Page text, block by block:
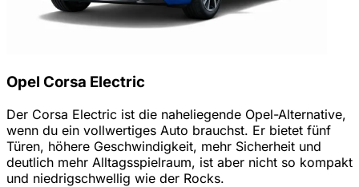
Opel Corsa Electric
Der Corsa Electric ist die naheliegende Opel-Alternative,
wenn du ein vollwertiges Auto brauchst. Er bietet fünf
Türen, höhere Geschwindigkeit, mehr Sicherheit und
deutlich mehr Alltagsspielraum, ist aber nicht so kompakt
und niedrigschwellig wie der Rocks.